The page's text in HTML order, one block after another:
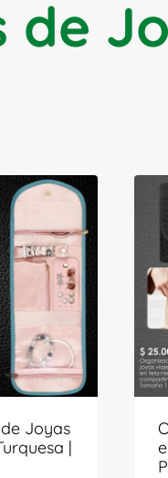
de
Joyas
|